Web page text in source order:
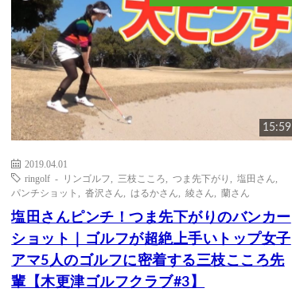
15:59
2019.04.01
ringolf - リンゴルフ
三枝こころ ,つま先下がり ,塩田さん
パンチショット
,沓沢さん はるかさん ,綾さん ,蘭さん
塩田さんピンチ！つま先下がりのバンカー
ショット｜ゴルフが超絶上手いトップ女子
アマ5人のゴルフに密着する三枝こころ先
輩【木更津ゴルフクラブ#3】